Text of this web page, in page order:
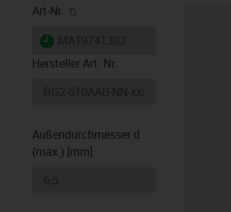
Art-Nr.
igus-icon-lieferzeit
Hersteller Art. Nr.
Außendurchmesser d
(max.) [mm]